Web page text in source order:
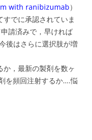
with ranibizumab）
すでに承認されていま
請済みで，早ければ
後はさらに選択肢が増
，最新の製剤を数ヶ
を頻回注射するか….悩